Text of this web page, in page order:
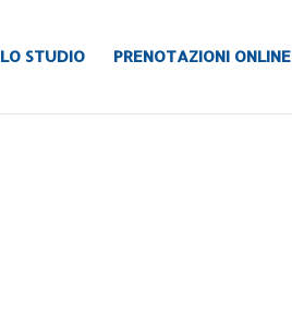
LO STUDIO PRENOTAZIONI ONLINE